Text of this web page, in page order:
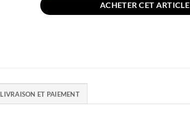
ACHETER CET ARTICLE
LIVRAISON ET PAIEMENT